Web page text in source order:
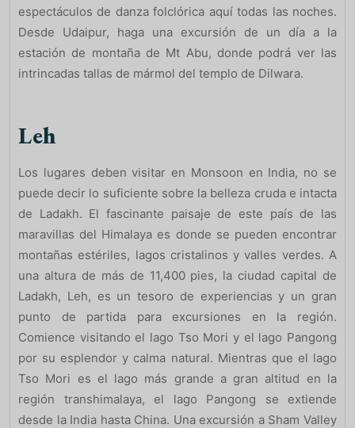
espectáculos de danza folclórica aquí todas las noches.
Desde Udaipur, haga una excursión de un día a la
estación de montaña de Mt Abu, donde podrá ver las
intrincadas tallas de mármol del templo de Dilwara.
Leh
Los lugares deben visitar en Monsoon en India, no se
puede decir lo suficiente sobre la belleza cruda e intacta
de Ladakh. El fascinante paisaje de este país de las
maravillas del Himalaya es donde se pueden encontrar
montañas estériles, lagos cristalinos y valles verdes. A
una altura de más de 11,400 pies, la ciudad capital de
Ladakh, Leh, es un tesoro de experiencias y un gran
punto de partida para excursiones en la región.
Comience visitando el lago Tso Mori y el lago Pangong
por su esplendor y calma natural. Mientras que el lago
Tso Mori es el lago más grande a gran altitud en la
región transhimalaya, el lago Pangong se extiende
desde la India hasta China. Una excursión a Sham Valley